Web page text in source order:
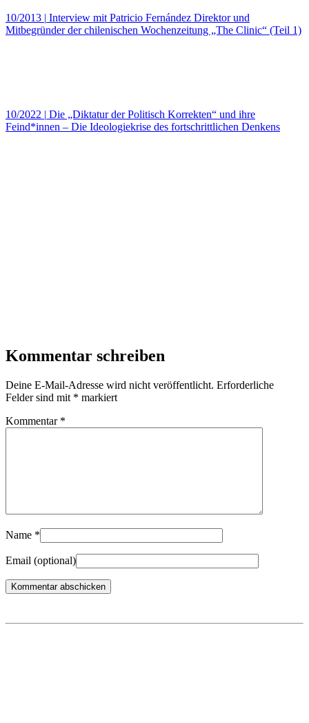
10/2013 | Interview mit Patricio Fernández Direktor und
Mitbegründer der chilenischen Wochenzeitung „The Clinic“ (Teil 1)
10/2022 | Die „Diktatur der Politisch Korrekten“ und ihre
Feind*innen – Die Ideologiekrise des fortschrittlichen Denkens
Kommentar schreiben
Deine E-Mail-Adresse wird nicht veröffentlicht. Erforderliche
Felder sind mit * markiert
Kommentar *
Name *
Email (optional)